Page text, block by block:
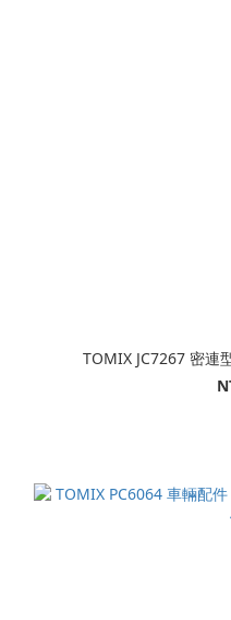
TOMIX JC7267 密連